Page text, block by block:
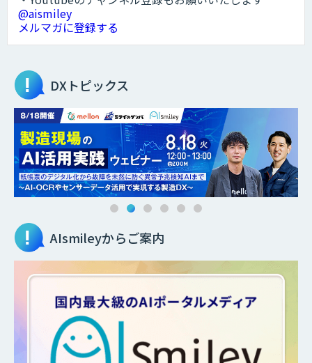
@aismiley
メルマガに登録する
DXトピックス
AIsmileyからご案内